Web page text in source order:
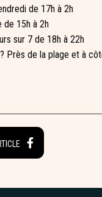
de 17h à 2h
de 15h à 2h
sur 7 de 18h à 22h
Près de la plage et à